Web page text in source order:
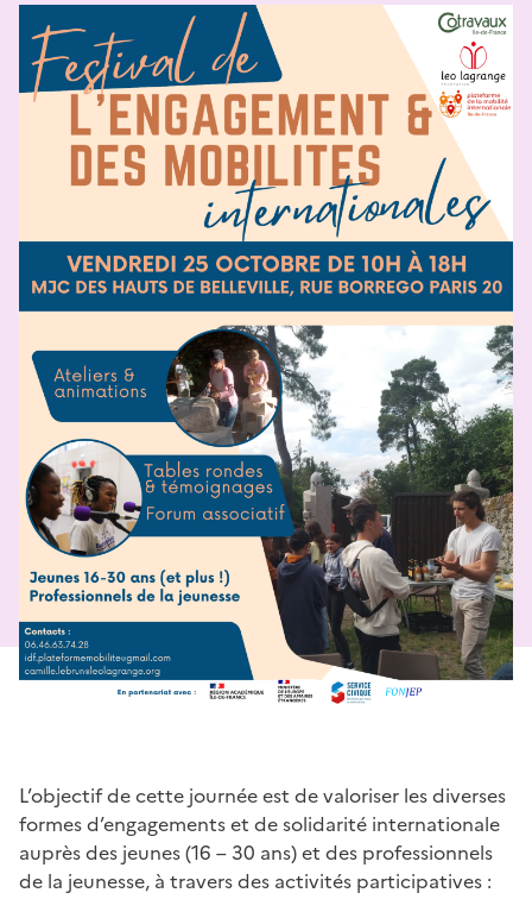
L’objectif de cette journée est de valoriser les diverses
formes d’engagements et de solidarité internationale
auprès des jeunes (16 – 30 ans) et des professionnels
de la jeunesse, à travers des activités participatives :